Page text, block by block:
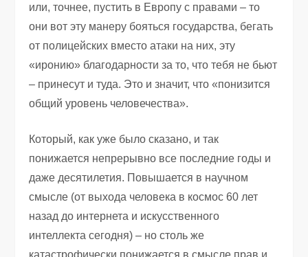
или, точнее, пустить в Европу с правами – то
они вот эту манеру бояться государства, бегать
от полицейских вместо атаки на них, эту
«иронию» благодарности за то, что тебя не бьют
– принесут и туда. Это и значит, что «понизится
общий уровень человечества».
Который, как уже было сказано, и так
понижается непрерывно все последние годы и
даже десятилетия. Повышается в научном
смысле (от выхода человека в космос 60 лет
назад до интернета и искусственного
интеллекта сегодня) – но столь же
катастрофически понижается в смысле прав и